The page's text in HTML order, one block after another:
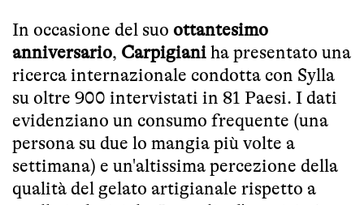
In occasione del suo ottantesimo
anniversario, Carpigiani ha presentato una
ricerca internazionale condotta con Sylla
su oltre 900 intervistati in 81 Paesi. I dati
evidenziano un consumo frequente (una
persona su due lo mangia più volte a
settimana) e un'altissima percezione della
qualità del gelato artigianale rispetto a